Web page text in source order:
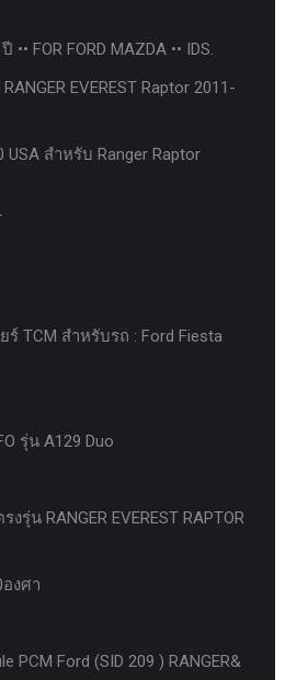
FOR FORD MAZDA •• IDS.
EVEREST Raptor 2011-
USA สำหรับ Ranger Raptor
TCM สำหรับรถ : Ford Fiesta
รุ่น A129 Duo
งรุ่น RANGER EVEREST RAPTOR
งศา
PCM Ford (SID 209 ) RANGER&